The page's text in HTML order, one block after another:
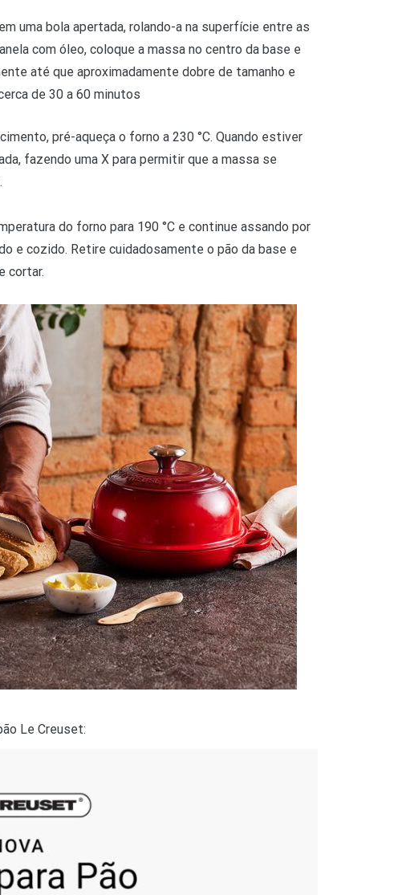
uma bola apertada, rolando-a na superfície entre as
com óleo, coloque a massa no centro da base e
até que aproximadamente dobre de tamanho e
de 30 a 60 minutos
pré-aqueça o forno a 230 °C. Quando estiver
fazendo uma X para permitir que a massa se
do forno para 190 °C e continue assando por
e cozido. Retire cuidadosamente o pão da base e
cortar.
Le Creuset: